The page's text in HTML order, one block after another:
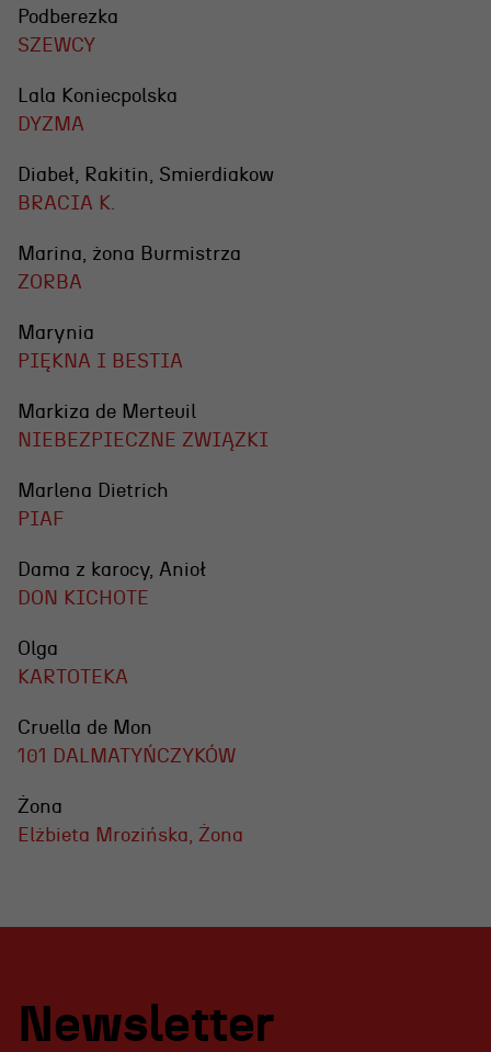
Podberezka
SZEWCY
Lala Koniecpolska
DYZMA
Diabeł, Rakitin, Smierdiakow
BRACIA K.
Marina, żona Burmistrza
ZORBA
Marynia
PIĘKNA I BESTIA
Markiza de Merteuil
NIEBEZPIECZNE ZWIĄZKI
Marlena Dietrich
PIAF
Dama z karocy, Anioł
DON KICHOTE
Olga
KARTOTEKA
Cruella de Mon
101 DALMATYŃCZYKÓW
Żona
Elżbieta Mrozińska, Żona
Newsletter